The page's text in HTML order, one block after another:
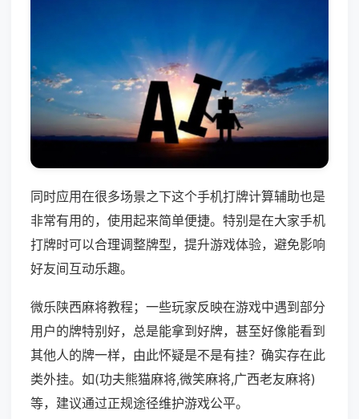
同时应用在很多场景之下这个手机打牌计算辅助也是
非常有用的，使用起来简单便捷。特别是在大家手机
打牌时可以合理调整牌型，提升游戏体验，避免影响
好友间互动乐趣。
微乐陕西麻将教程；一些玩家反映在游戏中遇到部分
用户的牌特别好，总是能拿到好牌，甚至好像能看到
其他人的牌一样，由此怀疑是不是有挂？确实存在此
类外挂。如(功夫熊猫麻将,微笑麻将,广西老友麻将)
等，建议通过正规途径维护游戏公平。